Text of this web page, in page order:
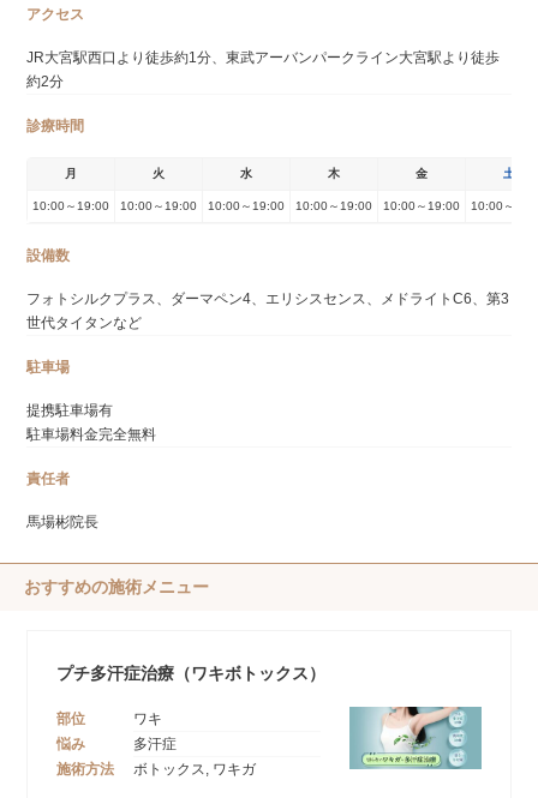
アクセス
JR大宮駅西口より徒歩約1分、東武アーバンパークライン大宮駅より徒歩
約2分
診療時間
月 火 水 木 金 土
10:00～19:00 10:00～19:00 10:00～19:00 10:00～19:00 10:00～19:00 10:00～
設備数
フォトシルクプラス、ダーマペン4、エリシスセンス、メドライトC6、第3
世代タイタンなど
駐車場
提携駐車場有
駐車場料金完全無料
責任者
馬場彬院長
おすすめの施術メニュー
プチ多汗症治療（ワキボトックス）
部位
ワキ
悩み
多汗症
施術方法
ボトックス, ワキガ